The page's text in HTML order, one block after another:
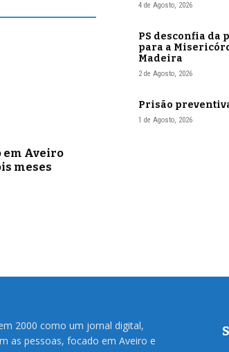
em Aveiro
meses
4 de Agosto, 2026
PS desconfia da
para a
Madeira
2 de Agosto, 2026
Prisão
1 de Agosto, 2026
2000 como um jornal digital,
as pessoas, focado em Aveiro e